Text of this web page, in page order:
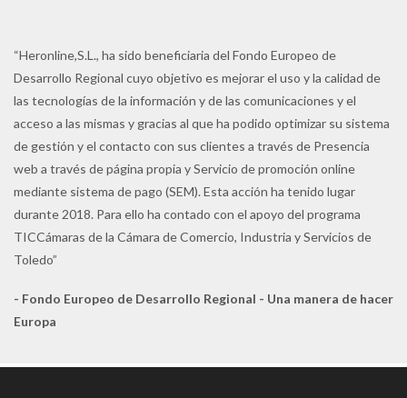
“Heronline,S.L., ha sido beneficiaria del Fondo Europeo de
Desarrollo Regional cuyo objetivo es mejorar el uso y la calidad de
las tecnologías de la información y de las comunicaciones y el
acceso a las mismas y gracias al que ha podido optimizar su sistema
de gestión y el contacto con sus clientes a través de Presencia
web a través de página propia y Servicio de promoción online
mediante sistema de pago (SEM). Esta acción ha tenido lugar
durante 2018. Para ello ha contado con el apoyo del programa
TICCámaras de la Cámara de Comercio, Industria y Servicios de
Toledo”
- Fondo Europeo de Desarrollo Regional - Una manera de hacer
Europa